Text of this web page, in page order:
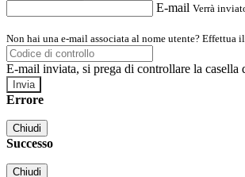
E-mail Verrà
Non hai una e-mail associata al nome utente? Effettua
E-mail inviata, si prega di controllare la casella
Errore
Chiudi
Successo
Chiudi